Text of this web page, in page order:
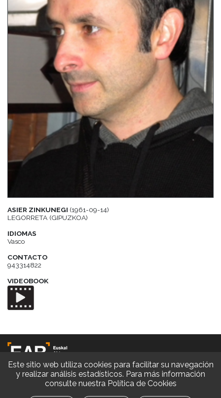
ASIER ZINKUNEGI (1961-09-14)
LEGORRETA (GIPUZKOA)
IDIOMAS
Vasco
CONTACTO
943314822
VIDEOBOOK
Este sitio web utiliza cookies para facilitar su navegación
y realizar análisis estadísticos. Para más información
consulte nuestra Política de Cookies